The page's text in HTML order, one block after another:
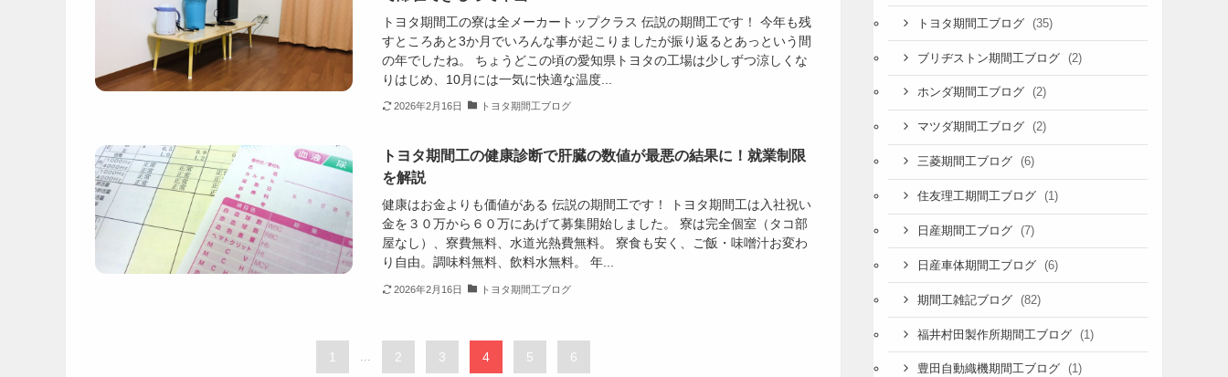
トヨタ期間工の寮は全メーカートップクラス 伝説の期間工です！ 今年も残
すところあと3か月でいろんな事が起こりましたが振り返るとあっという間
の年でしたね。 ちょうどこの頃の愛知県トヨタの工場は少しずつ涼しくな
りはじめ、10月には一気に快適な温度...
2026年2月16日 トヨタ期間工ブログ
トヨタ期間工の健康診断で肝臓の数値が最悪の結果に！就業制限
を解説
健康はお金よりも価値がある 伝説の期間工です！ トヨタ期間工は入社祝い
金を３０万から６０万にあげて募集開始しました。 寮は完全個室（タコ部
屋なし）、寮費無料、水道光熱費無料。 寮食も安く、ご飯・味噌汁お変わ
り自由。調味料無料、飲料水無料。 年...
2026年2月16日 トヨタ期間工ブログ
1 2 3 4 5 6
トヨタ期間工ブログ (35)
ブリヂストン期間工ブログ (2)
ホンダ期間工ブログ (2)
マツダ期間工ブログ (2)
三菱期間工ブログ (6)
住友理工期間工ブログ (1)
日産期間工ブログ (7)
日産車体期間工ブログ (6)
期間工雑記ブログ (82)
福井村田製作所期間工ブログ (1)
豊田自動織機期間工ブログ (1)